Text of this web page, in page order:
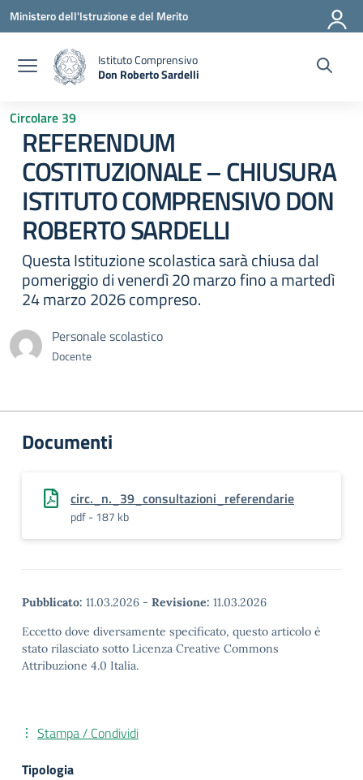
Vai ai contenuti
Vai al menu di navigazione
Vai al footer
Ministero dell'Istruzione e del Merito
Istituto Comprensivo
Don Roberto Sardelli
Circolare 39
REFERENDUM
COSTITUZIONALE – CHIUSURA
ISTITUTO COMPRENSIVO DON
ROBERTO SARDELLI
Questa Istituzione scolastica sarà chiusa dal
pomeriggio di venerdì 20 marzo fino a martedì
24 marzo 2026 compreso.
Personale scolastico
Docente
Documenti
circ._n._39_consultazioni_referendarie
pdf - 187 kb
Pubblicato: 11.03.2026 - Revisione: 11.03.2026
Eccetto dove diversamente specificato, questo articolo è
stato rilasciato sotto Licenza Creative Commons
Attribuzione 4.0 Italia.
Stampa / Condividi
Tipologia